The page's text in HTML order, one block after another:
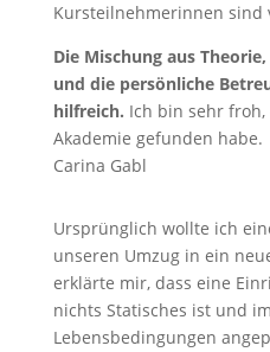
Kursteilnehmerinnen sind
Die Mischung aus
und die persönliche
hilfreich. Ich bin sehr
Akademie gefunden habe.
Carina Gabl
Ursprünglich wollte ich
unseren Umzug in ein
erklärte mir, dass eine
nichts Statisches ist und
Lebensbedingungen